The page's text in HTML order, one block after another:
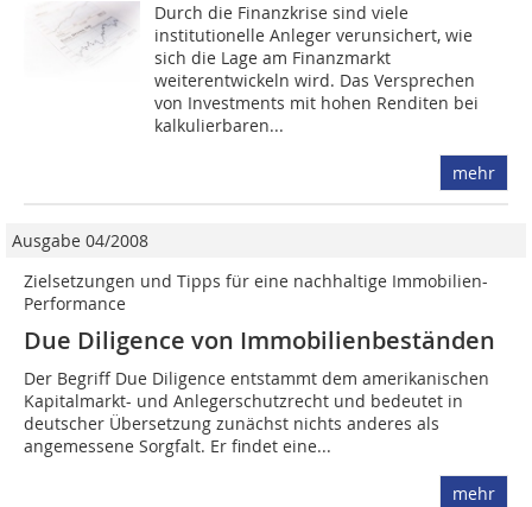
Durch die Finanzkrise sind viele
institutionelle Anleger verunsichert, wie
sich die Lage am Finanzmarkt
weiterentwickeln wird. Das Versprechen
von Investments mit hohen Renditen bei
kalkulierbaren...
mehr
Ausgabe 04/2008
Zielsetzungen und Tipps für eine nachhaltige Immobilien-
Performance
Due Diligence von Immo­­bilien­­­­beständen
Der Begriff Due Diligence entstammt dem amerikanischen
Kapitalmarkt- und Anlegerschutzrecht und ­bedeutet in
deutscher Übersetzung zunächst nichts anderes als
angemessene Sorgfalt. Er findet eine...
mehr